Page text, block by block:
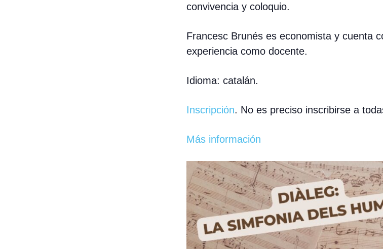
convivencia y coloquio.
Francesc Brunés es economista y cuenta
experiencia como docente.
Idioma: catalán.
Inscripción. No es preciso inscribirse a
Más información